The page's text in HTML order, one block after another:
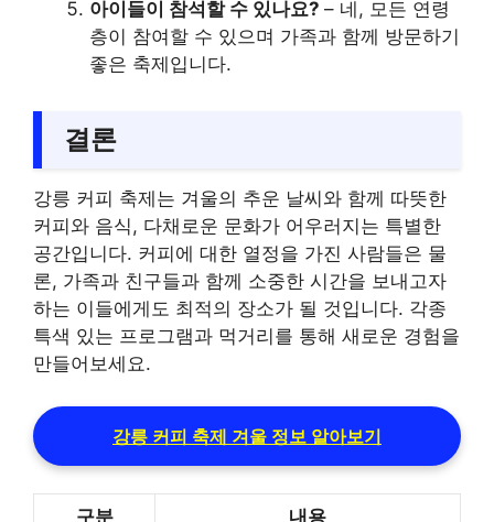
아이들이 참석할 수 있나요? – 네, 모든 연령
층이 참여할 수 있으며 가족과 함께 방문하기
좋은 축제입니다.
결론
강릉 커피 축제는 겨울의 추운 날씨와 함께 따뜻한
커피와 음식, 다채로운 문화가 어우러지는 특별한
공간입니다. 커피에 대한 열정을 가진 사람들은 물
론, 가족과 친구들과 함께 소중한 시간을 보내고자
하는 이들에게도 최적의 장소가 될 것입니다. 각종
특색 있는 프로그램과 먹거리를 통해 새로운 경험을
만들어보세요.
강릉 커피 축제 겨울 정보 알아보기
구분 내용